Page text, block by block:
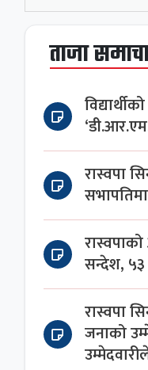
ताजा
रास्वपा
सन्देश, ५३
रास्वपा
जनाको